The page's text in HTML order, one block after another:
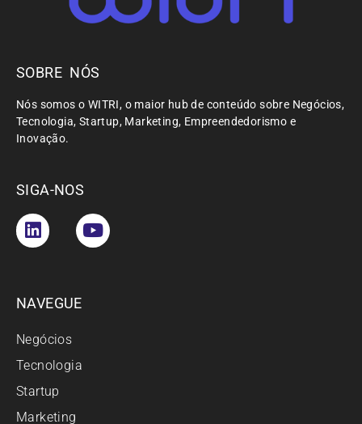
SOBRE NÓS
Nós somos o WITRI, o maior hub de conteúdo sobre Negócios,
Tecnologia, Startup, Marketing, Empreendedorismo e
Inovação.
SIGA-NOS
NAVEGUE
Negócios
Tecnologia
Startup
Marketing